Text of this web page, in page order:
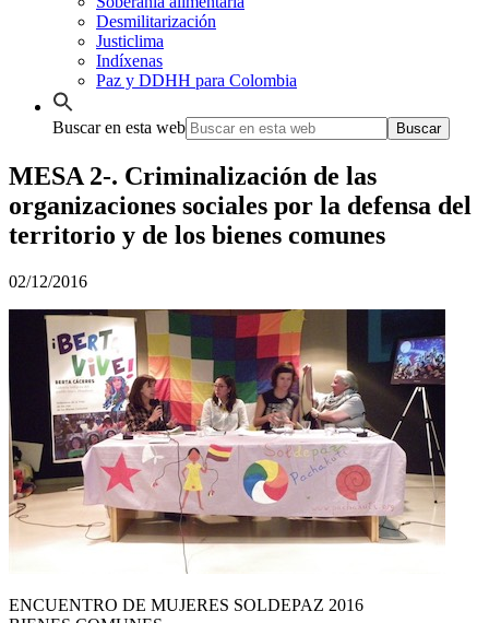
Desmilitarización
Justiclima
Indíxenas
Paz y DDHH para Colombia
Buscar en esta web
MESA 2-. Criminalización de las
organizaciones sociales por la defensa del
territorio y de los bienes comunes
02/12/2016
ENCUENTRO DE MUJERES SOLDEPAZ 2016